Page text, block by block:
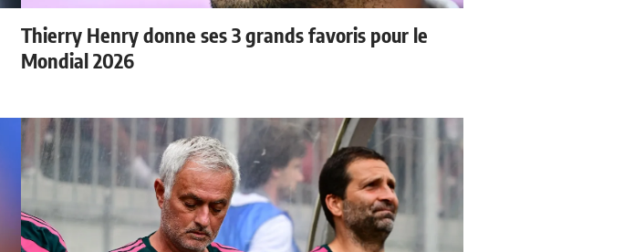
Thierry Henry donne ses 3 grands favoris pour le
Mondial 2026